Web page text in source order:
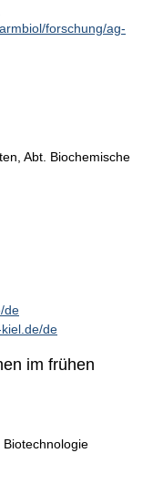
forschung/ag-
Abt. Biochemische
de
de
im frühen